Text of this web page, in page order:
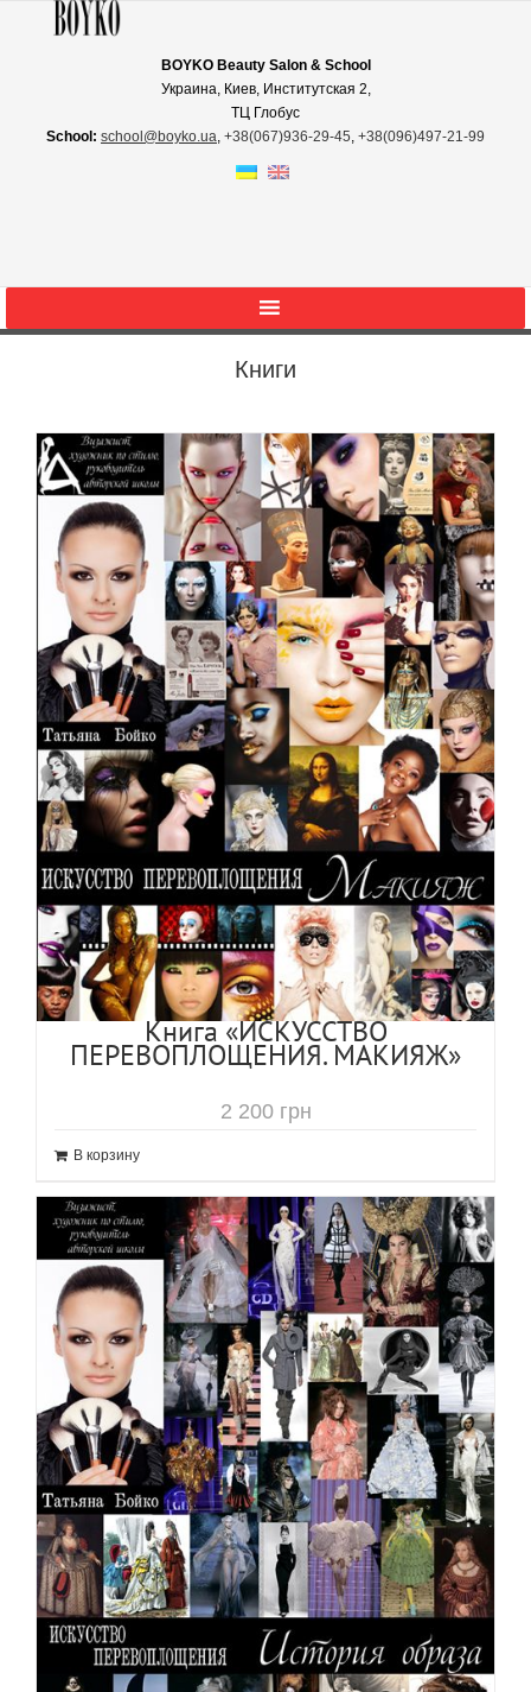
BOYKO Beauty Salon & School
Украина, Киев, Институтская 2,
ТЦ Глобус
School: school@boyko.ua, +38(067)936‑29‑45, +38(096)497‑21‑99
Книги
Книга «ИСКУССТВО
ПЕРЕВОПЛОЩЕНИЯ. МАКИЯЖ»
2 200 грн
В корзину